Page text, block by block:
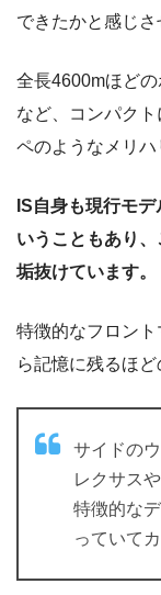
できたかと感じさ
全長4600mほど
など、コンパク
ペのようなメリハ
IS自身も現行モ
いうこともあり
垢抜けています。
特徴的なフロン
ら記憶に残るほど
サイドの
レクサス
特徴的な
っていて